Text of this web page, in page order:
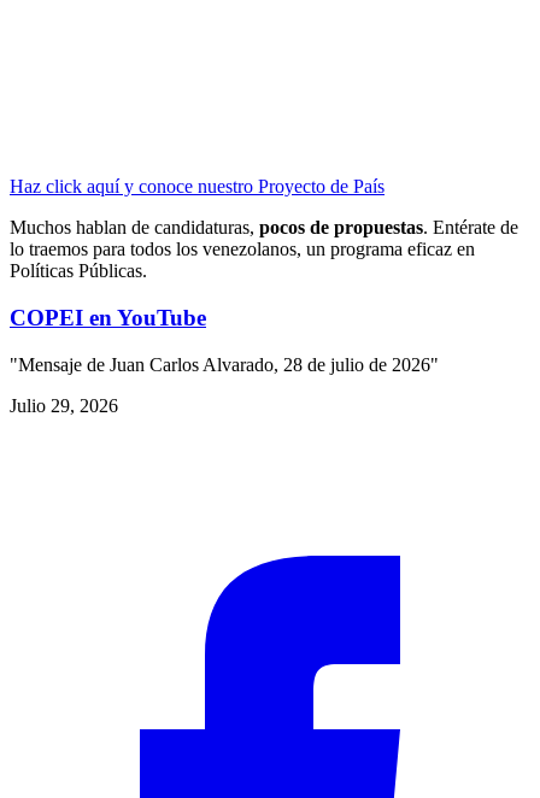
Haz click aquí y conoce nuestro Proyecto de País
Muchos hablan de candidaturas, pocos de propuestas. Entérate de
lo traemos para todos los venezolanos, un programa eficaz en
Políticas Públicas.
COPEI en YouTube
"Mensaje de Juan Carlos Alvarado, 28 de julio de 2026"
Julio 29, 2026